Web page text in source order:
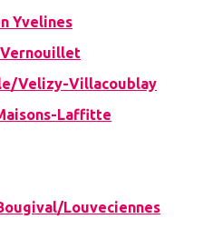
Yvelines
Velizy-Villacoublay
Laffitte
Louveciennes